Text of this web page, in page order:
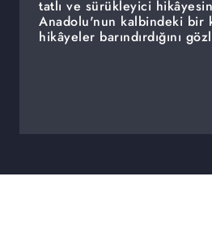
tatlı ve sürükleyici
Anadolu'nun kalbindeki bir
hikâyeler barındırdığını